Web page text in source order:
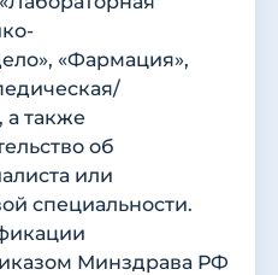
«Фармация»,
а также
об
или
специальности.
Минздрава РФ